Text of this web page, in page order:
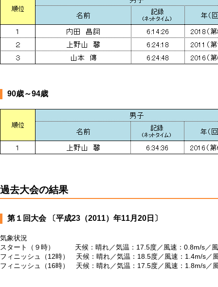
90歳～94歳
過去大会の結果
第１回大会 〔平成23（2011）年11月20日〕
気象状況
スタート（９時） 天候：晴れ／気温：17.5度／風速：0.8m/s／風
フィニッシュ（12時） 天候：晴れ／気温：18.5度／風速：1.4m/s／
フィニッシュ（16時） 天候：晴れ／気温：17.5度／風速：1.8m/s／